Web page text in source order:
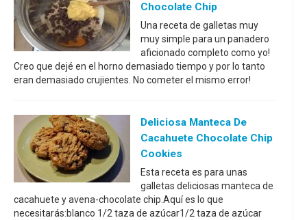
Chocolate Chip
Una receta de galletas muy
muy simple para un panadero
aficionado completo como yo!
Creo que dejé en el horno demasiado tiempo y por lo tanto
eran demasiado crujientes. No cometer el mismo error!
Deliciosa Manteca De
Cacahuete Chocolate Chip
Cookies
Esta receta es para unas
galletas deliciosas manteca de
cacahuete y avena-chocolate chip.Aquí es lo que
necesitarás:blanco 1/2 taza de azúcar1/2 taza de azúcar